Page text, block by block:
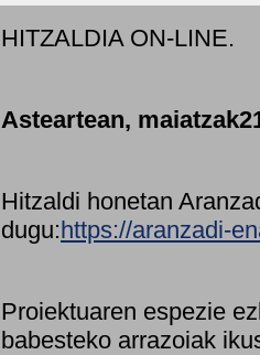
HITZALDIA ON-LINE.
Asteartean,
Hitzaldi honetan
dugu:https://aranzadi-
Proiektuaren espezie
babesteko arrazoiak